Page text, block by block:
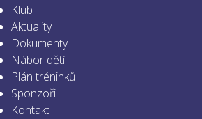
Klub
Aktuality
Dokumenty
Nábor dětí
Plán tréninků
Sponzoři
Kontakt